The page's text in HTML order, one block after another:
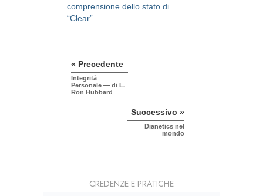
comprensione dello stato di
“Clear”.
« Precedente
Integrità
Personale — di L.
Ron Hubbard
Successivo »
Dianetics nel
mondo
CREDENZE E PRATICHE